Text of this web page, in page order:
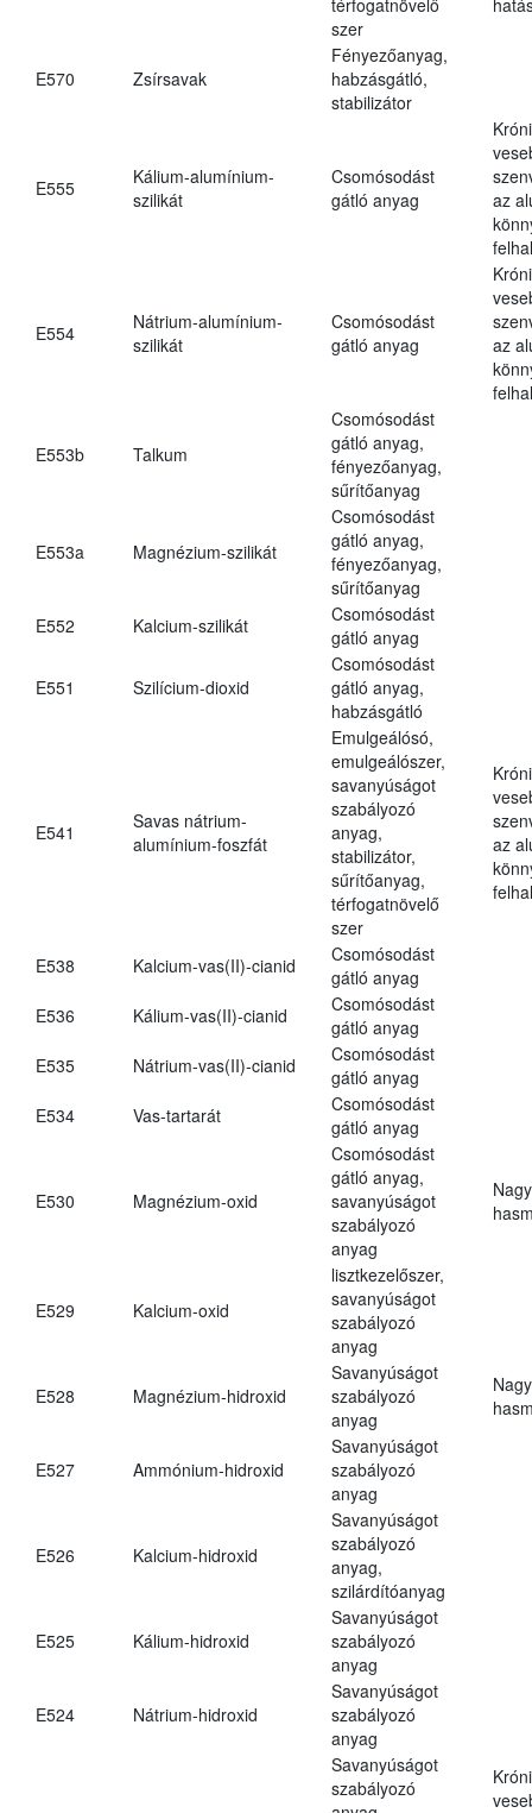
szer
E570 Zsírsavak
Fényezőanyag,
habzásgátló,
stabilizátor
E555
Kálium-alumínium-
szilikát
Csomósodást
gátló anyag
az
E554
Nátrium-alumínium-
szilikát
Csomósodást
gátló anyag
az
E553b Talkum
Csomósodást
gátló anyag,
fényezőanyag,
sűrítőanyag
E553a Magnézium-szilikát
Csomósodást
gátló anyag,
fényezőanyag,
sűrítőanyag
E552
Kalcium-szilikát
Csomósodást
gátló anyag
E551 Szilícium-dioxid
Csomósodást
gátló anyag,
habzásgátló
E541
Savas nátrium-
alumínium-foszfát
Emulgeálósó,
emulgeálószer,
savanyúságot
szabályozó
anyag,
stabilizátor,
sűrítőanyag,
térfogatnövelő
szer
az
E538 Kalcium-vas(II)-cianid
Csomósodást
gátló anyag
E536
Kálium-vas(II)-cianid
Csomósodást
gátló anyag
E535
Nátrium-vas(II)-cianid
Csomósodást
gátló anyag
E534
Vas-tartarát
Csomósodást
gátló anyag
E530 Magnézium-oxid
Csomósodást
gátló anyag,
savanyúságot
szabályozó
anyag
E529 Kalcium-oxid
lisztkezelőszer,
savanyúságot
szabályozó
anyag
E528 Magnézium-hidroxid
Savanyúságot
szabályozó
anyag
E527 Ammónium-hidroxid
Savanyúságot
szabályozó
anyag
E526 Kalcium-hidroxid
Savanyúságot
szabályozó
anyag,
szilárdítóanyag
E525 Kálium-hidroxid
Savanyúságot
szabályozó
anyag
E524 Nátrium-hidroxid
Savanyúságot
szabályozó
anyag
Savanyúságot
szabályozó